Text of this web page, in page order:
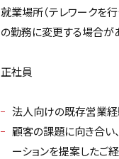
就業場所（テレワークを
の勤務に変更する場合が
正社員
法人向けの既存営業
顧客の課題に向き合い
ーションを提案したご